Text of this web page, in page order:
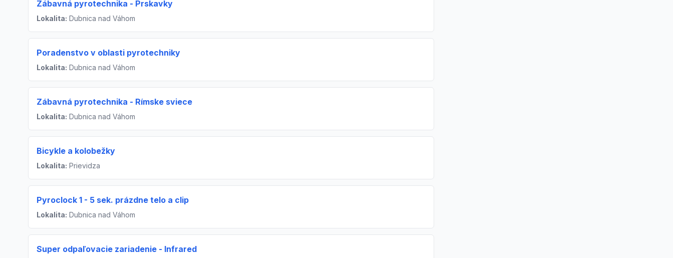
Zábavná pyrotechnika - Prskavky
Lokalita: Dubnica nad Váhom
Poradenstvo v oblasti pyrotechniky
Lokalita: Dubnica nad Váhom
Zábavná pyrotechnika - Rímske sviece
Lokalita: Dubnica nad Váhom
Bicykle a kolobežky
Lokalita: Prievidza
Pyroclock 1 - 5 sek. prázdne telo a clip
Lokalita: Dubnica nad Váhom
Super odpaľovacie zariadenie - Infrared